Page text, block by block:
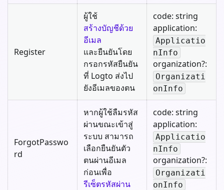
Register
ผู้ใช้
สร้างบัญชีด้วย
อีเมล
และยืนยันโดย
กรอกรหัสยืนยัน
ที่ Logto ส่งไป
ยังอีเมลของตน
code: string
application:
Applicatio
nInfo
organization?:
Organizati
onInfo
ForgotPasswo
rd
หากผู้ใช้ลืมรหัส
ผ่านขณะเข้าสู่
ระบบ สามารถ
เลือกยืนยันตัว
ตนผ่านอีเมล
ก่อนเพื่อ
รีเซ็ตรหัสผ่าน
code: string
application:
Applicatio
nInfo
organization?:
Organizati
onInfo